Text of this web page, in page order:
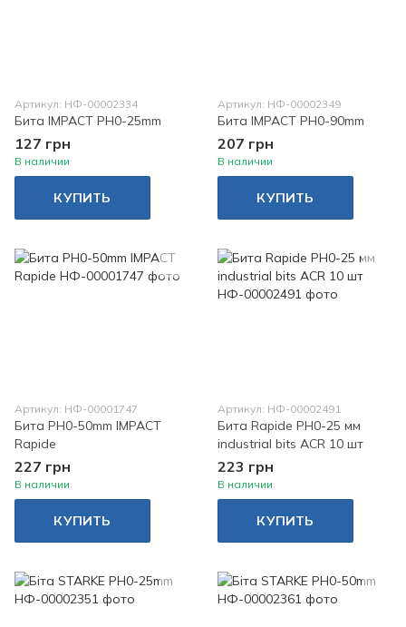
Артикул: НФ-00002334
Бита IMPACT PH0-25mm
127 грн
В наличии
КУПИТЬ
Артикул: НФ-00002349
Бита IMPACT PH0-90mm
207 грн
В наличии
КУПИТЬ
Артикул: НФ-00001747
Бита PH0-50mm IMPACT
Rapide
227 грн
В наличии
КУПИТЬ
Артикул: НФ-00002491
Бита Rapide PH0-25 мм
industrial bits ACR 10 шт
223 грн
В наличии
КУПИТЬ